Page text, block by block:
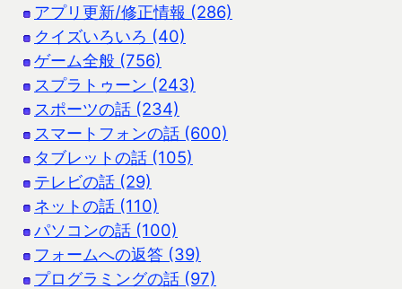
アプリ更新/修正情報 (286)
クイズいろいろ (40)
ゲーム全般 (756)
スプラトゥーン (243)
スポーツの話 (234)
スマートフォンの話 (600)
タブレットの話 (105)
テレビの話 (29)
ネットの話 (110)
パソコンの話 (100)
フォームへの返答 (39)
プログラミングの話 (97)